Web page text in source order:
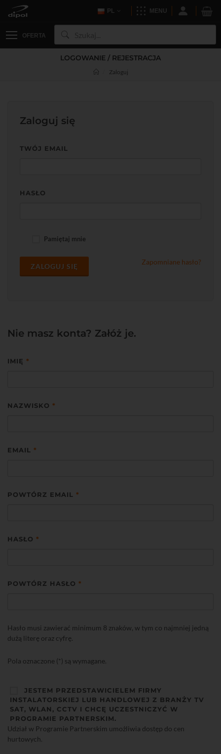
PL MENU
OFERTA
LOGOWANIE / REJESTRACJA
Zaloguj
Zaloguj się
TWÓJ EMAIL
HASŁO
Pamiętaj mnie
ZALOGUJ SIĘ
Zapomniane hasło?
Nie masz konta? Załóż je.
IMIĘ *
NAZWISKO *
EMAIL *
POWTÓRZ EMAIL *
HASŁO *
POWTÓRZ HASŁO *
Hasło musi zawierać minimum 8 znaków, w tym co najmniej jedną
dużą literę oraz cyfrę.
Pola oznaczone (*) są wymagane.
JESTEM PRZEDSTAWICIELEM FIRMY
INSTALATORSKIEJ LUB HANDLOWEJ Z BRANŻY TV
SAT, WLAN, CCTV I CHCĘ UCZESTNICZYĆ W
PROGRAMIE PARTNERSKIM.
Udział w Programie Partnerskim umożliwia dostęp do cen
hurtowych.